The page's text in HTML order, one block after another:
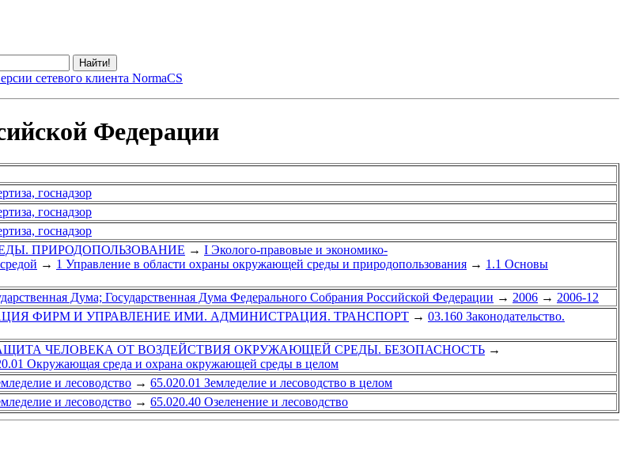
сетевого клиента NormaCS
Федерации
госнадзор
госнадзор
госнадзор
ПРИРОДОПОЛЬЗОВАНИЕ → I Эколого-правовые и экономико-
→ 1 Управление в области охраны окружающей среды и природопользования → 1.1 Основы
Дума; Государственная Дума Федерального Собрания Российской Федерации → 2006 → 2006-12
ФИРМ И УПРАВЛЕНИЕ ИМИ. АДМИНИСТРАЦИЯ. ТРАНСПОРТ → 03.160 Законодательство.
ЧЕЛОВЕКА ОТ ВОЗДЕЙСТВИЯ ОКРУЖАЮЩЕЙ СРЕДЫ. БЕЗОПАСНОСТЬ →
Окружающая среда и охрана окружающей среды в целом
и лесоводство → 65.020.01 Земледелие и лесоводство в целом
и лесоводство → 65.020.40 Озеленение и лесоводство